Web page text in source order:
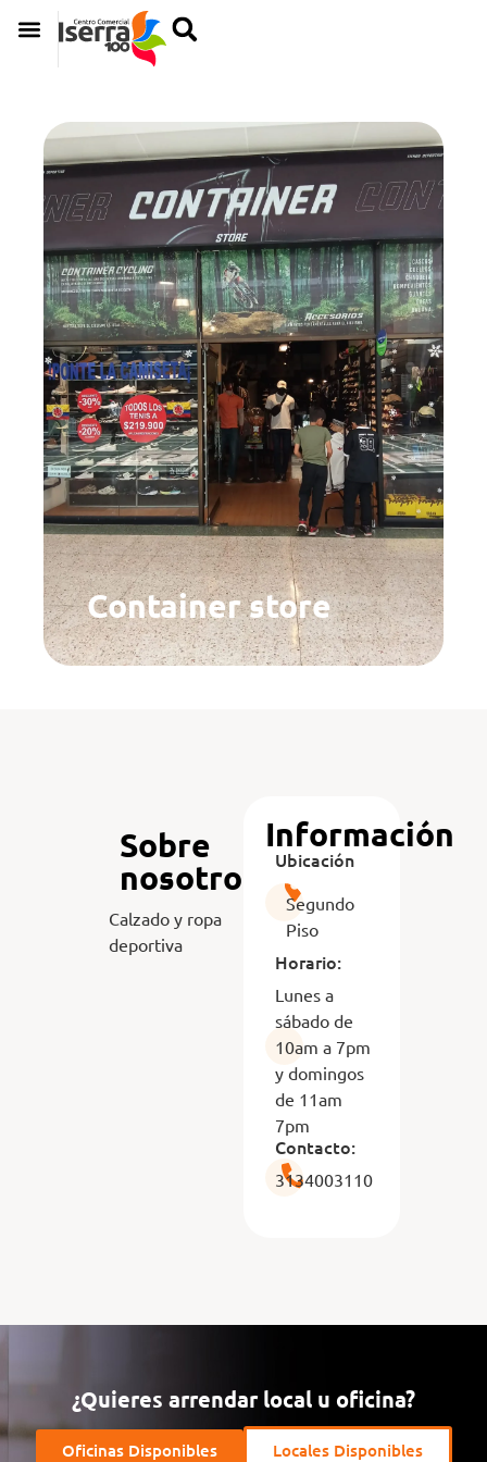
Container store
Sobre
nosotros
Calzado y ropa
deportiva
Información
Ubicación
Segundo
Piso
Horario:
Lunes a
sábado de
10am a 7pm
y domingos
de 11am
7pm
Contacto:
3134003110
¿Quieres arrendar local u oficina?
Oficinas Disponibles Locales Disponibles